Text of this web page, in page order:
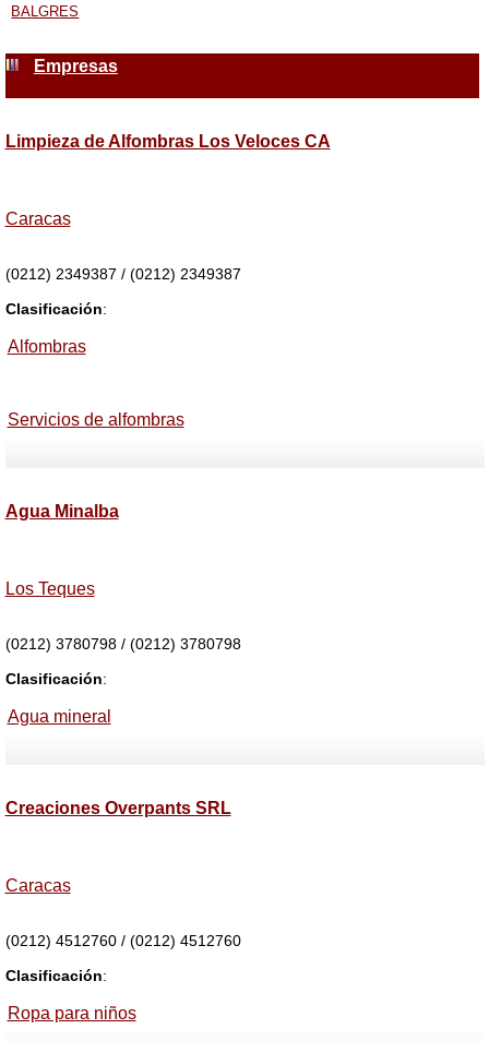
BALGRES
Empresas
Limpieza de Alfombras Los Veloces CA
Caracas
(0212) 2349387 / (0212) 2349387
Clasificación:
Alfombras
Servicios de alfombras
Agua Minalba
Los Teques
(0212) 3780798 / (0212) 3780798
Clasificación:
Agua mineral
Creaciones Overpants SRL
Caracas
(0212) 4512760 / (0212) 4512760
Clasificación:
Ropa para niños